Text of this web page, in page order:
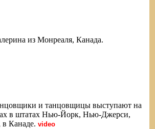
из Монреаля, Канада.
и танцовщицы выступают на
в штатах Нью-Йорк, Нью-Джерси,
в Канаде. video